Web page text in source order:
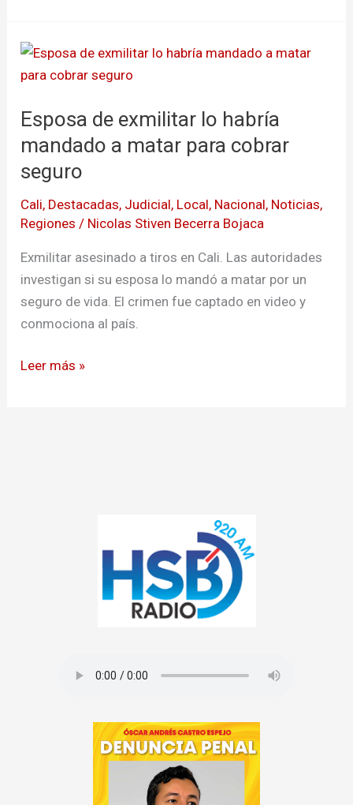
Esposa de exmilitar lo habría
mandado a matar para cobrar
seguro
Cali, Destacadas, Judicial, Local, Nacional, Noticias,
Regiones / Nicolas Stiven Becerra Bojaca
Exmilitar asesinado a tiros en Cali. Las autoridades
investigan si su esposa lo mandó a matar por un
seguro de vida. El crimen fue captado en video y
conmociona al país.
Esposa
de
lo
habría
matar
para
cobrar
seguro
Leer más »